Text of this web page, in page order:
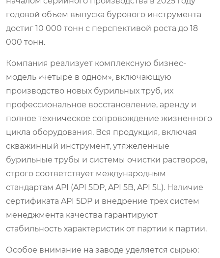
годовой объем выпуска бурового инструмента
достиг 10 000 тонн с перспективой роста до 18
000 тонн.
Компания реализует комплексную бизнес-
модель «четыре в одном», включающую
производство новых бурильных труб, их
профессиональное восстановление, аренду и
полное техническое сопровождение жизненного
цикла оборудования. Вся продукция, включая
скважинный инструмент, утяжеленные
бурильные трубы и системы очистки растворов,
строго соответствует международным
стандартам API (API 5DP, API 5B, API 5L). Наличие
сертификата API 5DP и внедрение трех систем
менеджмента качества гарантируют
стабильность характеристик от партии к партии.
Особое внимание на заводе уделяется сырью: